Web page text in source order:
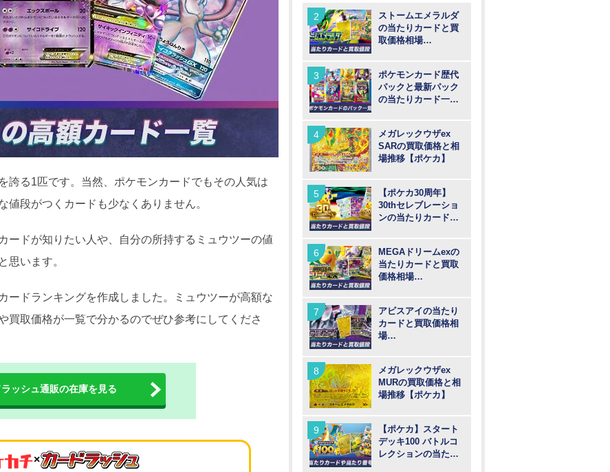
誇る1匹です。当然、ポケモンカードでもその人気は
段がつくカードも少なくありません。
ードが知りたい人や、自分の所持するミュウツーの値
思います。
ードランキングを作成しました。ミュウツーが高額な
買取価格が一覧で分かるのでぜひ参考にしてくださ
ッシュ通販の在庫を見る
×
ストームエメラルダ
の当たりカードと買
取価格相場
ポケモンカード歴代
パックと最新パック
の当たりカード一覧
メガレックウザex
SARの買取価格と相
場推移【ポケカ】
【ポケカ30周年】
30thセレブレーショ
ンの当たりカードと
MEGAドリームexの
当たりカードと買取
価格相場
アビスアイの当たり
カードと買取価格相
場
メガレックウザex
MURの買取価格と相
場推移【ポケカ】
【ポケカ】スタート
デッキ100 バトルコ
レクションの当たり